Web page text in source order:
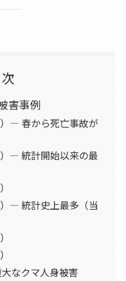
害事例
― 春から死亡事故が
― 統計開始以来の最
― 統計史上最多（当
なクマ人身被害